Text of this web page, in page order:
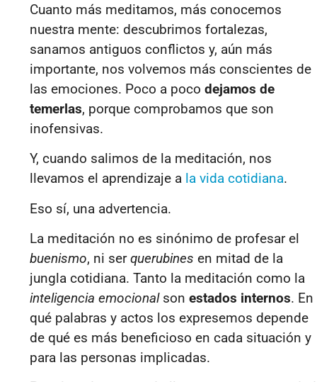
Cuanto más meditamos, más conocemos
nuestra mente: descubrimos fortalezas,
sanamos antiguos conflictos y, aún más
importante, nos volvemos más conscientes de
las emociones. Poco a poco dejamos de
temerlas, porque comprobamos que son
inofensivas.
Y, cuando salimos de la meditación, nos
llevamos el aprendizaje a la vida cotidiana.
Eso sí, una advertencia.
La meditación no es sinónimo de profesar el
buenismo, ni serquerubines en mitad de la
jungla cotidiana. Tanto la meditación como la
inteligencia emocional son estados internos. En
qué palabras y actos los expresemos depende
de qué es más beneficioso en cada situación y
para las personas implicadas.